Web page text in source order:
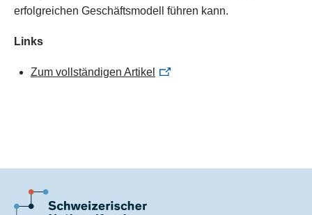
erfolgreichen Geschäftsmodell führen kann.
Links
Zum vollständigen Artikel